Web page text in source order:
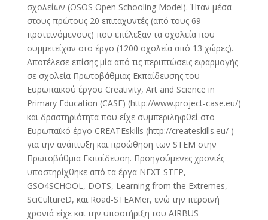
σχολείων (OSOS Open Schooling Model). Ήταν μέσα
στους πρώτους 20 επιταχυντές (από τους 69
προτεινόμενους) που επέλεξαν τα σχολεία που
συμμετείχαν στο έργο (1200 σχολεία από 13 χώρες).
Αποτέλεσε επίσης μία από τις περιπτώσεις εφαρμογής
σε σχολεία Πρωτοβάθμιας Εκπαίδευσης του
Ευρωπαϊκού έργου Creativity, Art and Science in
Primary Education (CASE) (http://www.project-case.eu/)
και δραστηριότητα που είχε συμπεριληφθεί στο
Ευρωπαϊκό έργο CREATEskills (http://createskills.eu/ )
για την ανάπτυξη και προώθηση των STEM στην
Πρωτοβάθμια Εκπαίδευση. Προηγούμενες χρονιές
υποστηρίχθηκε από τα έργα NEXT STEP,
GSO4SCHOOL, DOTS, Learning from the Extremes,
SciCultureD, και Road-STEAMer, ενώ την περσινή
χρονιά είχε και την υποστήριξη του AIRBUS